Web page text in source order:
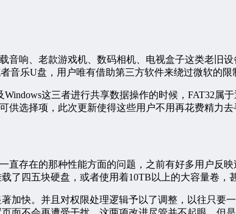
响、老款游戏机、数码相机、电视盒子这类老旧
音乐U盘，用户唯有借助第三方软件来绕过微软的限
这三者进行共享数据操作的时候，FAT32属
选择项，此次更新使得这些用户不用再花费精力去
存在的那种性能方面的问题，之前有好多用户反
四五块硬盘，或者使用着10TB以上的大容量卷，
加快。并且对权限处理逻辑予以了调整，以往只要